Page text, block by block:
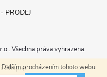
procházením tohoto webu
PRODEJ
Shoptet
. Všechna práva vyhrazena.